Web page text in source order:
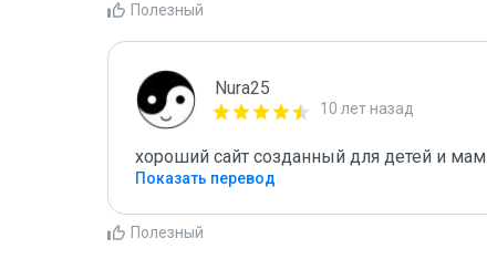
Полезный
Nura25
10 лет назад
хороший сайт созданный для детей и мам
Показать перевод
Полезный